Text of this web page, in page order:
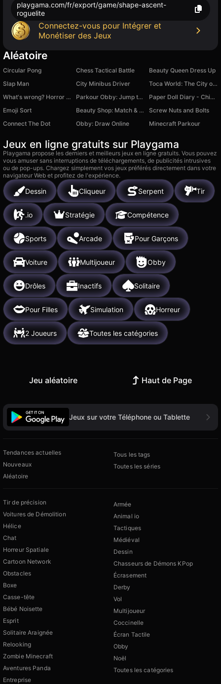
playgama.com/fr/export/game/shape-ascent-
roguelite
Connectez-vous pour Intégrer et
Monétiser des Jeux
Aléatoire
Circular Pong Chess Tactical Battle
Beauty Queen Dress Up
Slap Man
City Minibus Driver
Toca World: The City of Creativity
What's wrong? Horror story
Parkour Obby: Jump to Victory
Paper Doll Diary - Chibi Dolls
Emoji Sort
Beauty Shop: Match & Clear
Screw Nuts and Bolts
Connect The Dot
Obby: Draw Online Minecraft Parkour
Jeux en ligne gratuits sur Playgama
Playgama propose les derniers et meilleurs jeux en ligne gratuits. Vous pouvez
vous amuser sans interruptions de téléchargements, de publicités intrusives
ou de pop-ups. Chargez simplement vos jeux préférés directement dans votre
navigateur Web et profitez de l'expérience.
Dessin Cliqueur Serpent Tir
.io Stratégie Compétence
Sports Arcade Pour Garçons
Voiture Multijoueur Obby
Drôles Inactifs Solitaire
Pour Filles Simulation Horreur
2 Joueurs Toutes les catégories
Jeu aléatoire Haut de Page
Jeux sur votre Téléphone ou Tablette
Tendances actuelles
Nouveaux
Aléatoire
Tous les tags
Toutes les séries
Tir de précision
Voitures de Démolition
Hélice
Chat
Horreur Spatiale
Cartoon Network
Obstacles
Boxe
Casse-tête
Bébé Noisette
Esprit
Solitaire Araignée
Relooking
Zombie Minecraft
Aventures Panda
Entreprise
Armée
Animal io
Tactiques
Médiéval
Dessin
Chasseurs de Démons KPop
Écrasement
Derby
Vol
Multijoueur
Coccinelle
Écran Tactile
Obby
Noël
Toutes les catégories